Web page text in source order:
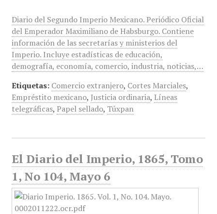
Diario del Segundo Imperio Mexicano. Periódico Oficial
del Emperador Maximiliano de Habsburgo. Contiene
información de las secretarías y ministerios del
Imperio. Incluye estadísticas de educación,
demografía, economía, comercio, industria, noticias,…
Etiquetas: Comercio extranjero, Cortes Marciales,
Empréstito mexicano, Justicia ordinaria, Líneas
telegráficas, Papel sellado, Túxpan
El Diario del Imperio, 1865, Tomo
1, No 104, Mayo 6